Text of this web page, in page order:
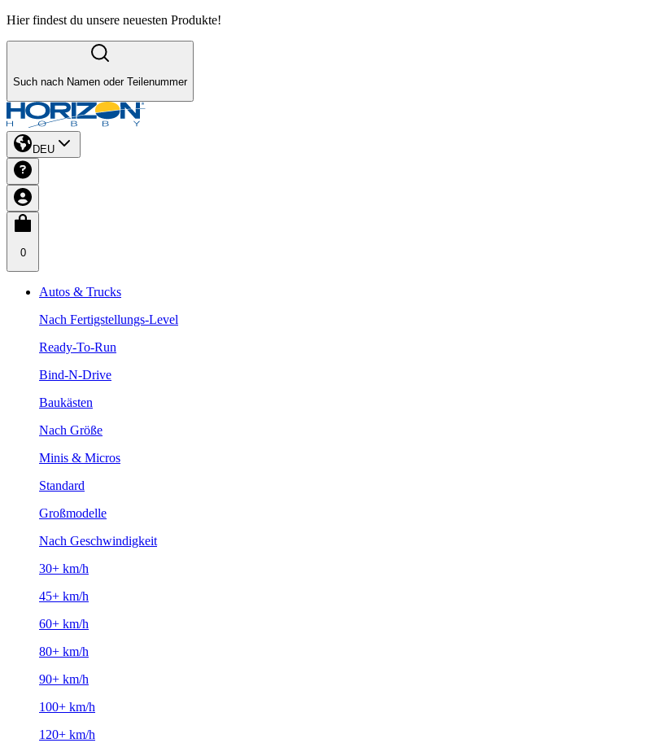
Hier findest du unsere neuesten Produkte!
Such nach Namen oder Teilenummer
DEU
0
Autos & Trucks
Nach Fertigstellungs-Level
Ready-To-Run
Bind-N-Drive
Baukästen
Nach Größe
Minis & Micros
Standard
Großmodelle
Nach Geschwindigkeit
30+ km/h
45+ km/h
60+ km/h
80+ km/h
90+ km/h
100+ km/h
120+ km/h